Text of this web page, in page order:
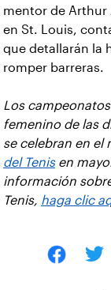
mentor de Arthur
en St. Louis,
que detallarán la
romper barreras.
Los
femenino de las
se celebran en el
del Tenisen
información
Tenis, haga clic